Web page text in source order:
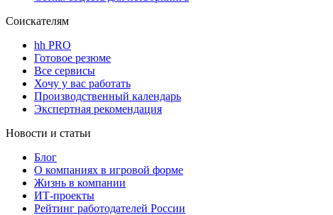
Соискателям
hh PRO
Готовое резюме
Все сервисы
Хочу у вас работать
Производственный календарь
Экспертная рекомендация
Новости и статьи
Блог
О компаниях в игровой форме
Жизнь в компании
ИТ-проекты
Рейтинг работодателей России